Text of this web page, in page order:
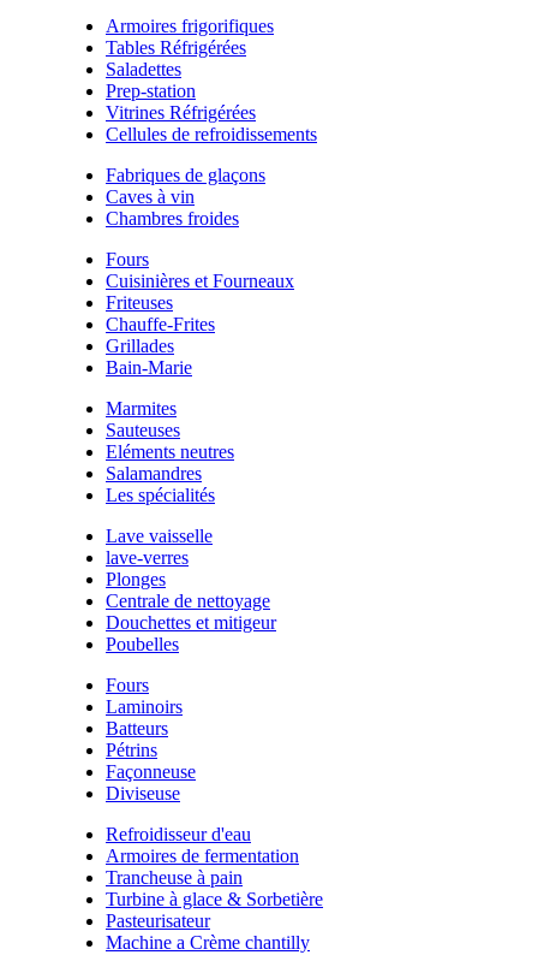
Armoires frigorifiques
Tables Réfrigérées
Saladettes
Prep-station
Vitrines Réfrigérées
Cellules de refroidissements
Fabriques de glaçons
Caves à vin
Chambres froides
Fours
Cuisinières et Fourneaux
Friteuses
Chauffe-Frites
Grillades
Bain-Marie
Marmites
Sauteuses
Eléments neutres
Salamandres
Les spécialités
Lave vaisselle
lave-verres
Plonges
Centrale de nettoyage
Douchettes et mitigeur
Poubelles
Fours
Laminoirs
Batteurs
Pétrins
Façonneuse
Diviseuse
Refroidisseur d'eau
Armoires de fermentation
Trancheuse à pain
Turbine à glace & Sorbetière
Pasteurisateur
Machine a Crème chantilly